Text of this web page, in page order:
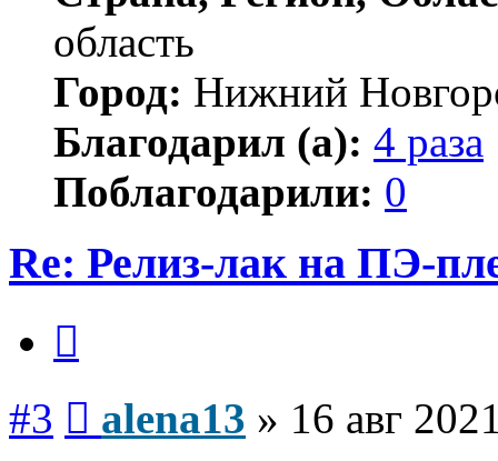
область
Город: Нижний
Благодарил (а): 4 раза
Поблагодарили: 0
Re: Релиз-лак на ПЭ-
#3 alena13 » 16 авг